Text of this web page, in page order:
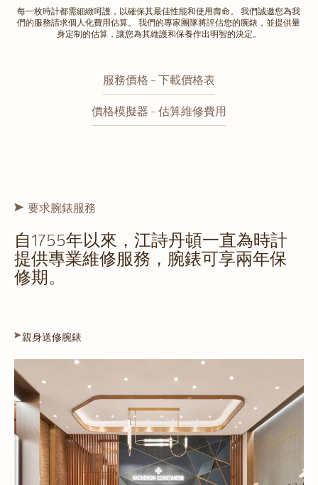
每一枚時計都需細緻呵護，以確保其最佳性能和使用壽命。 我們誠邀您為我
們的服務請求個人化費用估算。 我們的專家團隊將評估您的腕錶，並提供量
身定制的估算，讓您為其維護和保養作出明智的決定。
服務價格 - 下載價格表
價格模擬器 - 估算維修費用
要求腕錶服務
自1755年以來，江詩丹頓一直為時計
提供專業維修服務，腕錶可享兩年保
修期。
親身送修腕錶